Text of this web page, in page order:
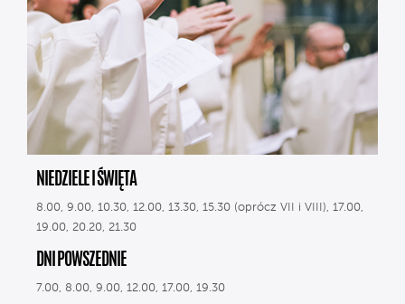
NIEDZIELE I ŚWIĘTA
8.00, 9.00, 10.30, 12.00, 13.30, 15.30 (oprócz VII i VIII), 17.00,
19.00, 20.20, 21.30
DNI POWSZEDNIE
7.00, 8.00, 9.00, 12.00, 17.00, 19.30